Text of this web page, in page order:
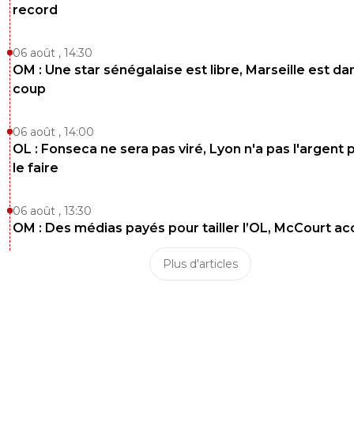
record
06 août , 14:30
OM : Une star sénégalaise est libre, Marseille est
coup
06 août , 14:00
OL : Fonseca ne sera pas viré, Lyon n'a pas l'argent
le faire
06 août , 13:30
OM : Des médias payés pour tailler l’OL, McCourt
Plus d'articles